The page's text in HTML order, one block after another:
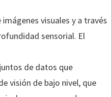
visuales y a través
sensorial. El
de datos que
visión de bajo nivel, que